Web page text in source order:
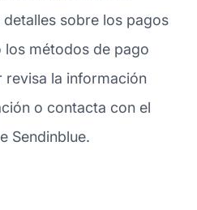
sobre los pagos
los métodos de pago
la información
o contacta con el
Sendinblue.